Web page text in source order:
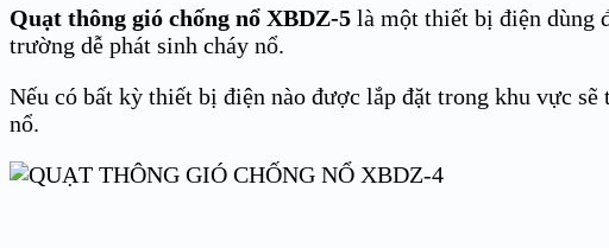
Quạt thông gió chống nổ XBDZ-5 là một thiết bị điện dùng
trường dễ phát sinh cháy nổ.
Nếu có bất kỳ thiết bị điện nào được lắp đặt trong khu vực
nổ.